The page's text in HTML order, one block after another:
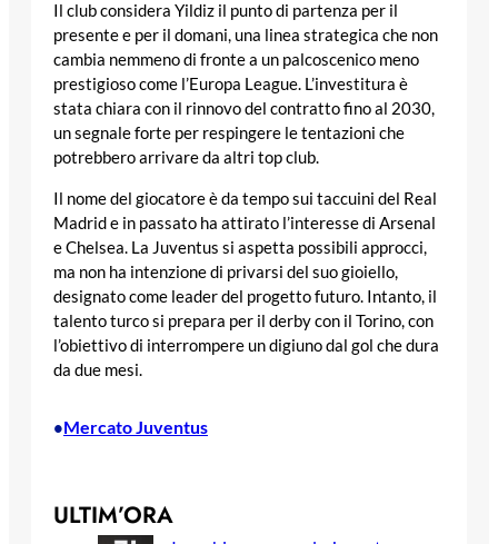
Il club considera Yildiz il punto di partenza per il
presente e per il domani, una linea strategica che non
cambia nemmeno di fronte a un palcoscenico meno
prestigioso come l’Europa League. L’investitura è
stata chiara con il rinnovo del contratto fino al 2030,
un segnale forte per respingere le tentazioni che
potrebbero arrivare da altri top club.
Il nome del giocatore è da tempo sui taccuini del Real
Madrid e in passato ha attirato l’interesse di Arsenal
e Chelsea. La Juventus si aspetta possibili approcci,
ma non ha intenzione di privarsi del suo gioiello,
designato come leader del progetto futuro. Intanto, il
talento turco si prepara per il derby con il Torino, con
l’obiettivo di interrompere un digiuno dal gol che dura
da due mesi.
•Mercato Juventus
ULTIM’ORA